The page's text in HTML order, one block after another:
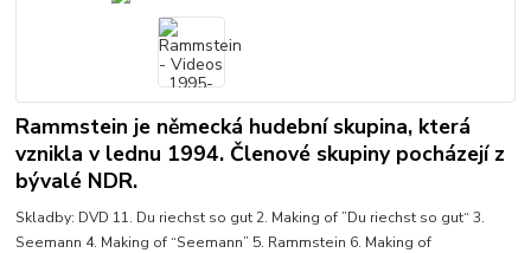
Rammstein je německá hudební skupina, která
vznikla v lednu 1994. Členové skupiny pocházejí z
bývalé NDR.
Skladby: DVD 11. Du riechst so gut 2. Making of ”Du riechst so gut“ 3.
Seemann 4. Making of “Seemann” 5. Rammstein 6. Making of